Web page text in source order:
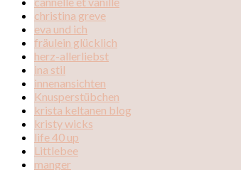
christina greve
eva und ich
fräulein glücklich
herz-allerliebst
ina stil
innenansichten
Knusperstübchen
krista keltanen blog
kristy wicks
life 40 up
Littlebee
manger